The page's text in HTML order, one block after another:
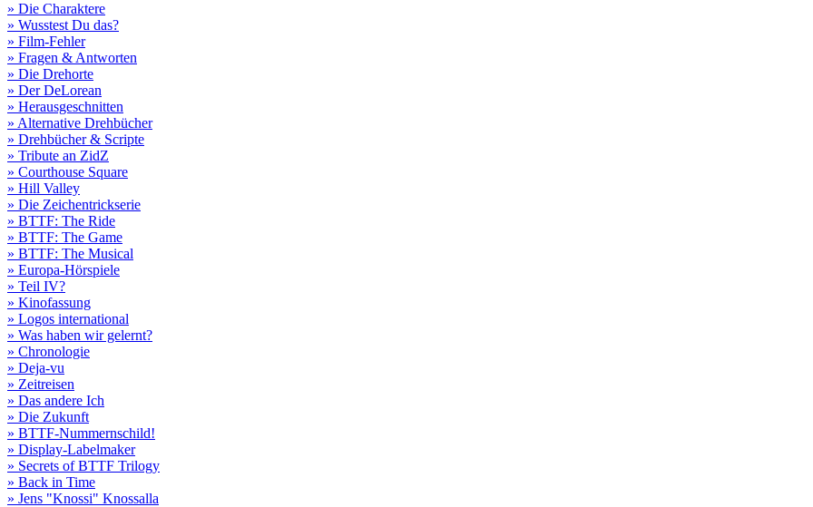
» Die Charaktere
» Wusstest Du das?
» Film-Fehler
» Fragen & Antworten
» Die Drehorte
» Der DeLorean
» Herausgeschnitten
» Alternative Drehbücher
» Drehbücher & Scripte
» Tribute an ZidZ
» Courthouse Square
» Hill Valley
» Die Zeichentrickserie
» BTTF: The Ride
» BTTF: The Game
» BTTF: The Musical
» Europa-Hörspiele
» Teil IV?
» Kinofassung
» Logos international
» Was haben wir gelernt?
» Chronologie
» Deja-vu
» Zeitreisen
» Das andere Ich
» Die Zukunft
» BTTF-Nummernschild!
» Display-Labelmaker
» Secrets of BTTF Trilogy
» Back in Time
» Jens "Knossi" Knossalla